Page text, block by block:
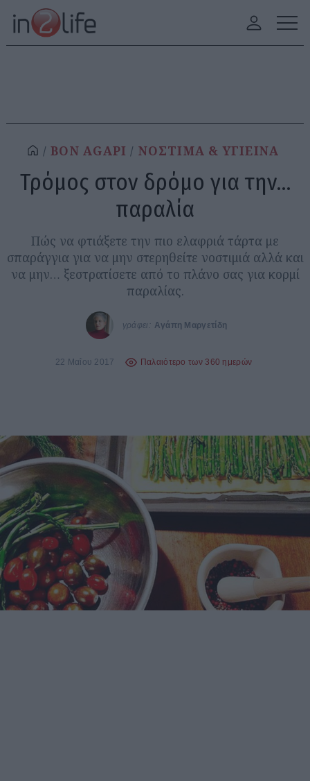
BON AGAPI ΝΟΣΤΙΜΑ & ΥΓΙΕΙΝΑ
Τρόμος στον δρόμο για την…
παραλία
Πώς να φτιάξετε την πιο ελαφριά τάρτα με
σπαράγγια για να μην στερηθείτε νοστιμιά αλλά και
να μην… ξεστρατίσετε από το πλάνο σας για κορμί
παραλίας.
γράφει: Αγάπη Μαργετίδη
22 Μαΐου 2017 Παλαιότερο των 360 ημερών